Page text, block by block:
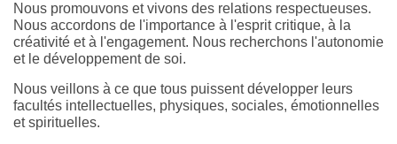
Nous promouvons et vivons des relations respectueuses.
Nous accordons de l'importance à l'esprit critique, à la
créativité et à l'engagement. Nous recherchons l'autonomie
et le développement de soi.
Nous veillons à ce que tous puissent développer leurs
facultés intellectuelles, physiques, sociales, émotionnelles
et spirituelles.